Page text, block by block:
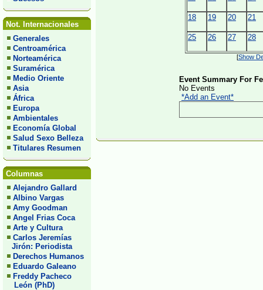
Not. Internacionales
Generales
Centroamérica
Norteamérica
Suramérica
Medio Oriente
Asia
África
Europa
Ambientales
Economía Global
Salud Sexo Belleza
Titulares Resumen
Columnas
Alejandro Gallard
Albino Vargas
Amy Goodman
Angel Frias Coca
Arte y Cultura
Carlos Jeremías
Jirón: Periodista
Derechos Humanos
Eduardo Galeano
Freddy Pacheco
León (PhD)
18 19 20 21
25 26 27 28
[Show
Event Summary For
No Events
*Add an Event*